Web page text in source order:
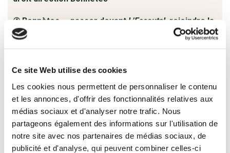
Ce site Web utilise des cookies
Les cookies nous permettent de personnaliser le contenu
et les annonces, d'offrir des fonctionnalités relatives aux
médias sociaux et d'analyser notre trafic. Nous
partageons également des informations sur l'utilisation de
notre site avec nos partenaires de médias sociaux, de
publicité et d'analyse, qui peuvent combiner celles-ci
④ Bonnètes — passer devantL’Escoutal, rejoindre la
route et ne plus la quitter pendant 2 km
la pancarte Chalets du Goulet → emprunter le petit
chemin
⑥ Chalets du Goulet (alt. 1 230 m) — arrivée sans
passer par le village, ce qui évite la montée par la
route.